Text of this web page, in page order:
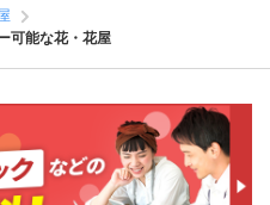
可能な花・花屋